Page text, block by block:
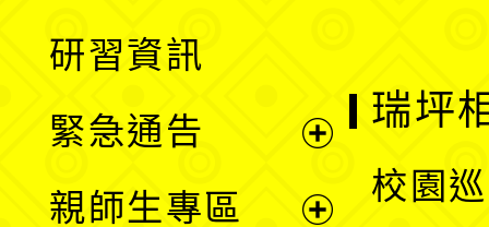
單
選
單
研習資訊
緊急通告
親師生專區
瑞坪
校園